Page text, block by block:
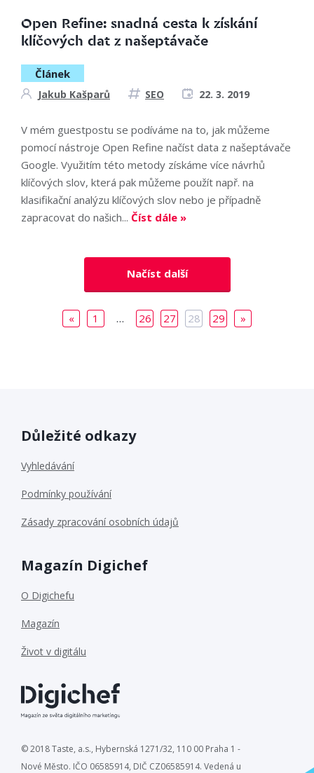
Open Refine: snadná cesta k získání
klíčových dat z našeptávače
Článek
Jakub Kašparů SEO 22. 3. 2019
V mém guestpostu se podíváme na to, jak můžeme
pomocí nástroje Open Refine načíst data z našeptávače
Google. Využitím této metody získáme více návrhů
klíčových slov, která pak můžeme použít např. na
klasifikační analýzu klíčových slov nebo je případně
zapracovat do našich... Číst dále »
Načíst další
« 1 … 26 27 28 29 »
Důležité odkazy
Vyhledávání
Podmínky používání
Zásady zpracování osobních údajů
Magazín Digichef
O Digichefu
Magazín
Život v digitálu
© 2018 Taste, a.s., Hybernská 1271/32, 110 00 Praha 1 -
Nové Město. IČO 06585914, DIČ CZ06585914. Vedená u